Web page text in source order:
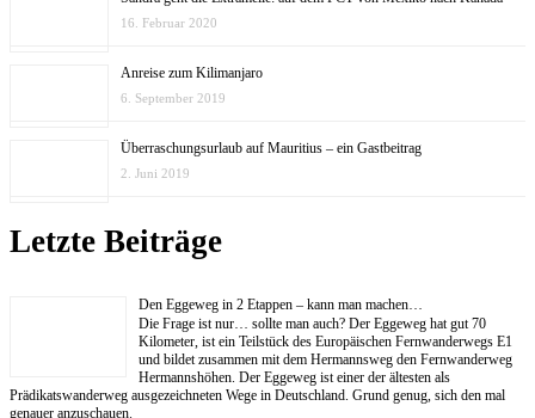
16. Februar 2020
Anreise zum Kilimanjaro
6. September 2019
Überraschungsurlaub auf Mauritius – ein Gastbeitrag
2. Juni 2019
Letzte Beiträge
Den Eggeweg in 2 Etappen – kann man machen…
Die Frage ist nur… sollte man auch? Der Eggeweg hat gut 70
Kilometer, ist ein Teilstück des Europäischen Fernwanderwegs E1
und bildet zusammen mit dem Hermannsweg den Fernwanderweg
Hermannshöhen. Der Eggeweg ist einer der ältesten als
Prädikatswanderweg ausgezeichneten Wege in Deutschland. Grund genug, sich den mal
genauer anzuschauen.